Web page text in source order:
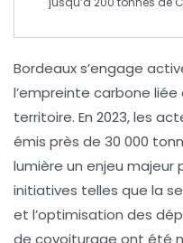
Bordeauxs’engage
l’empreinte carbone liée
territoire. En 2023, les
émis près de 30 000
lumière un enjeu majeur
initiatives telles que la
et l’optimisation des
de covoiturage ont été